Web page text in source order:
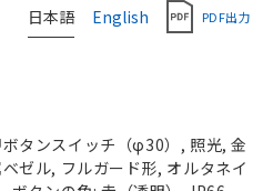
日本語 English PDF出力
タンスイッチ（φ30）, 照光, 金
ゼル, フルガード形, オルタネイ